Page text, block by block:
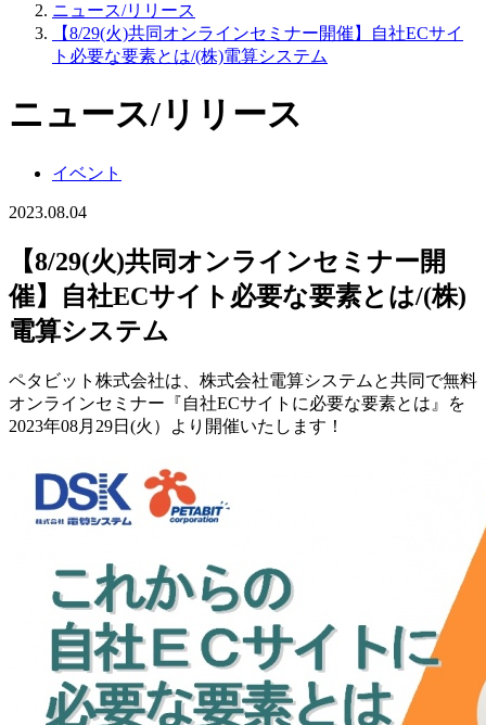
ニュース/リリース
【8/29(火)共同オンラインセミナー開催】自社ECサイ
ト必要な要素とは/(株)電算システム
ニュース/リリース
イベント
2023.08.04
【8/29(火)共同オンラインセミナー開
催】自社ECサイト必要な要素とは/(株)
電算システム
ペタビット株式会社は、株式会社電算システムと共同で無料
オンラインセミナー『自社ECサイトに必要な要素とは』を
2023年08月29日(火）より開催いたします！